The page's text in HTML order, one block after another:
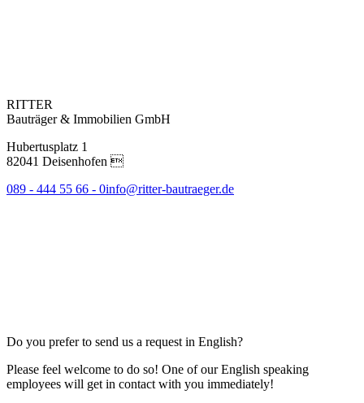
RITTER
Bauträger & Immobilien GmbH
Hubertusplatz 1
82041 Deisenhofen 
089 - 444 55 66 - 0info@ritter-bautraeger.de
Do you prefer to send us a request in English?
Please feel welcome to do so! One of our English speaking
employees will get in contact with you immediately!